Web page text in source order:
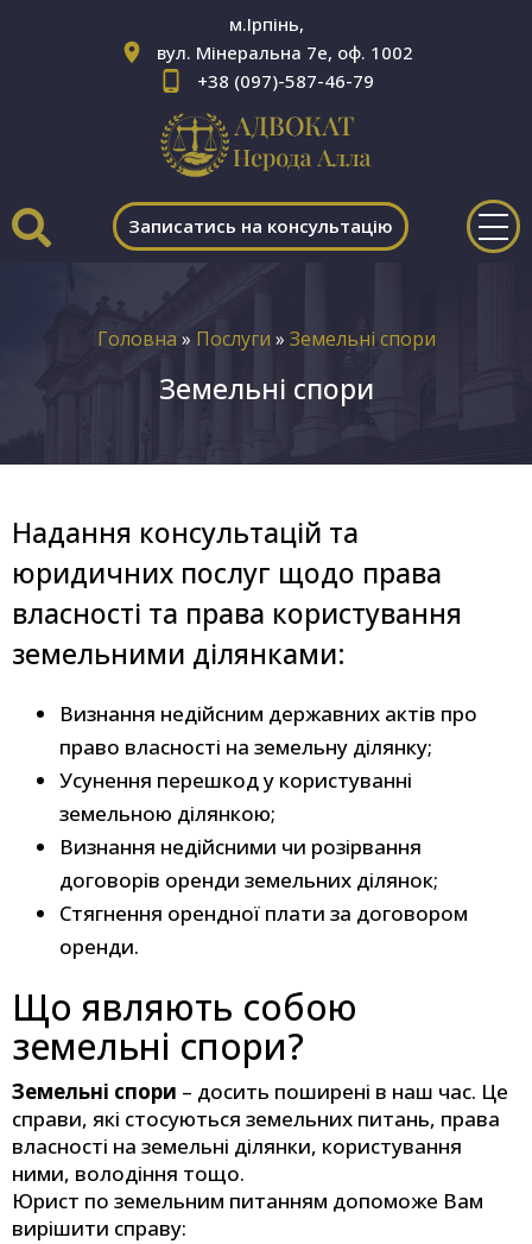
м.Ірпінь,
вул. Мінеральна 7е, оф. 1002
+38 (097)-587-46-79
Записатись на консультацію
Головна » Послуги » Земельні спори
Земельні спори
Надання консультацій та
юридичних послуг щодо права
власності та права користування
земельними ділянками:
Визнання недійсним державних актів про
право власності на земельну ділянку;
Усунення перешкод у користуванні
земельною ділянкою;
Визнання недійсними чи розірвання
договорів оренди земельних ділянок;
Стягнення орендної плати за договором
оренди.
Що являють собою
земельні спори?
Земельні спори – досить поширені в наш час. Це
справи, які стосуються земельних питань, права
власності на земельні ділянки, користування
ними, володіння тощо.
Юрист по земельним питанням допоможе Вам
вирішити справу: